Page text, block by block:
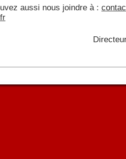
aussi nous joindre à :